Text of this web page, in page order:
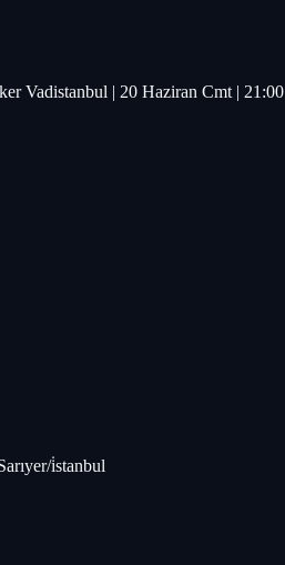
Vadistanbul | 20 Haziran Cmt | 21:00
i̇stanbul